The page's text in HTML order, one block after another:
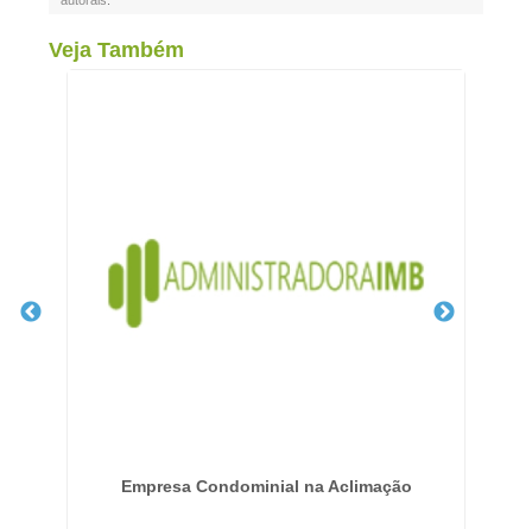
Veja Também
Empresa Condominial na Aclimação